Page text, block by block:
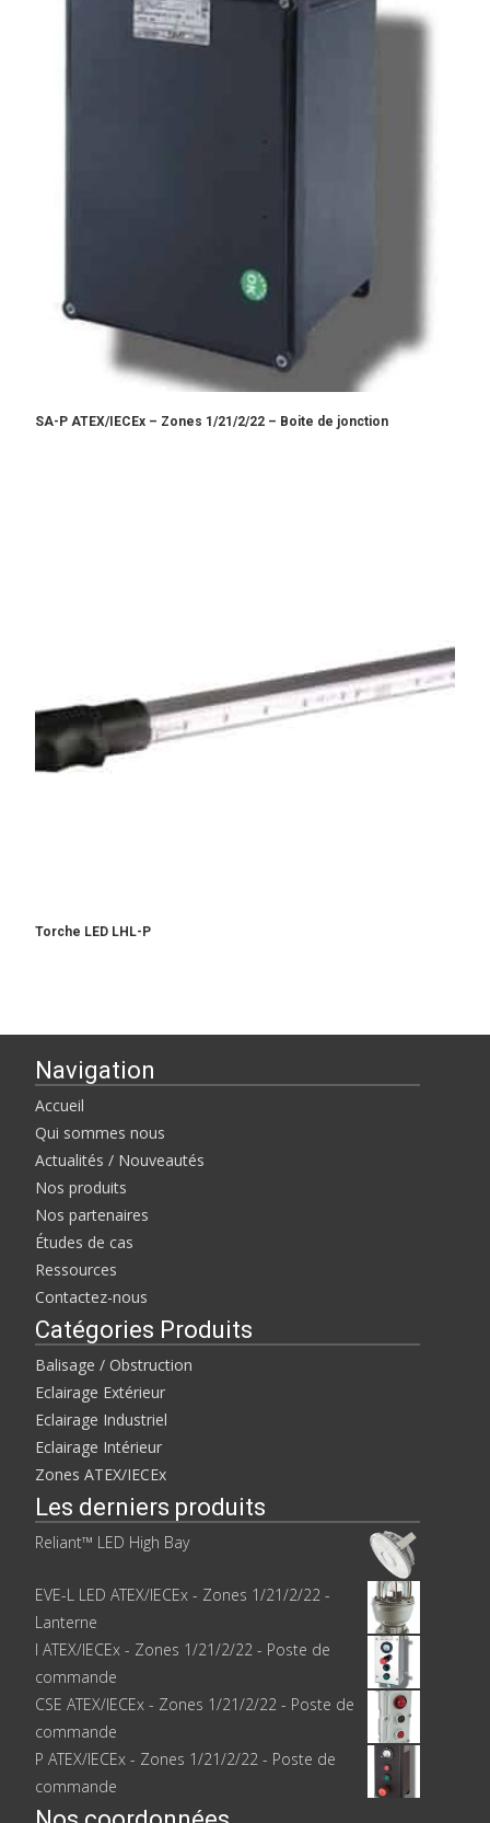
SA-P ATEX/IECEx – Zones 1/21/2/22 – Boite de jonction
Torche LED LHL-P
Navigation
Accueil
Qui sommes nous
Actualités / Nouveautés
Nos produits
Nos partenaires
Études de cas
Ressources
Contactez-nous
Catégories Produits
Balisage / Obstruction
Eclairage Extérieur
Eclairage Industriel
Eclairage Intérieur
Zones ATEX/IECEx
Les derniers produits
Reliant™ LED High Bay
EVE-L LED ATEX/IECEx - Zones 1/21/2/22 -
Lanterne
I ATEX/IECEx - Zones 1/21/2/22 - Poste de
commande
CSE ATEX/IECEx - Zones 1/21/2/22 - Poste de
commande
P ATEX/IECEx - Zones 1/21/2/22 - Poste de
commande